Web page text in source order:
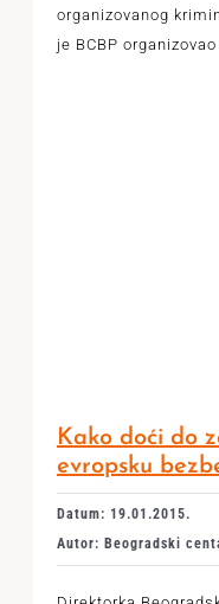
organizovanog
je BCBP
Kako doći do
evropsku
Datum: 19.01.2015.
Autor: Beogradski